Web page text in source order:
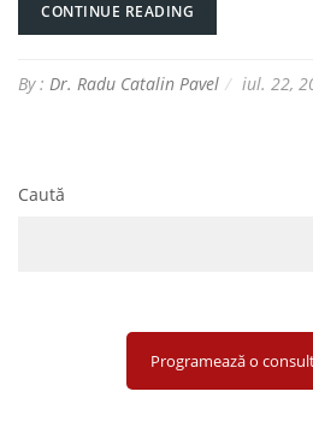
CONTINUE READING
By : Dr. Radu Catalin Pavel iul. 22,
Caută
Programează o